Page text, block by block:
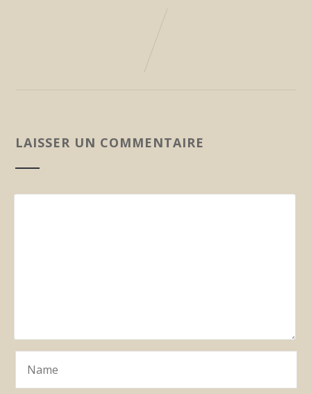
LAISSER UN COMMENTAIRE